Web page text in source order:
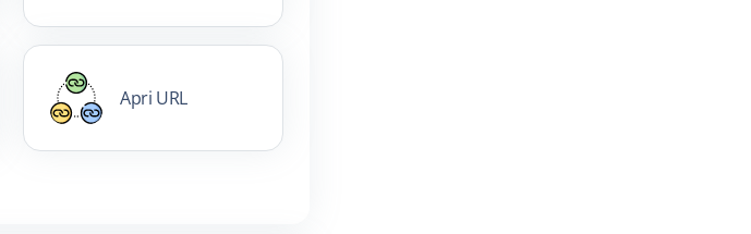
Apri URL